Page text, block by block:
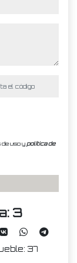
de uso ypolítica de
3
37